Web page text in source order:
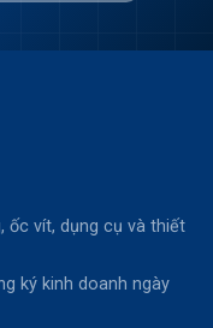
ốc vít, dụng cụ và thiết
ký kinh doanh ngày